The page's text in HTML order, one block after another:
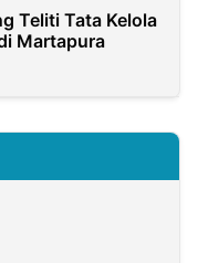
Teliti Tata Kelola
Martapura